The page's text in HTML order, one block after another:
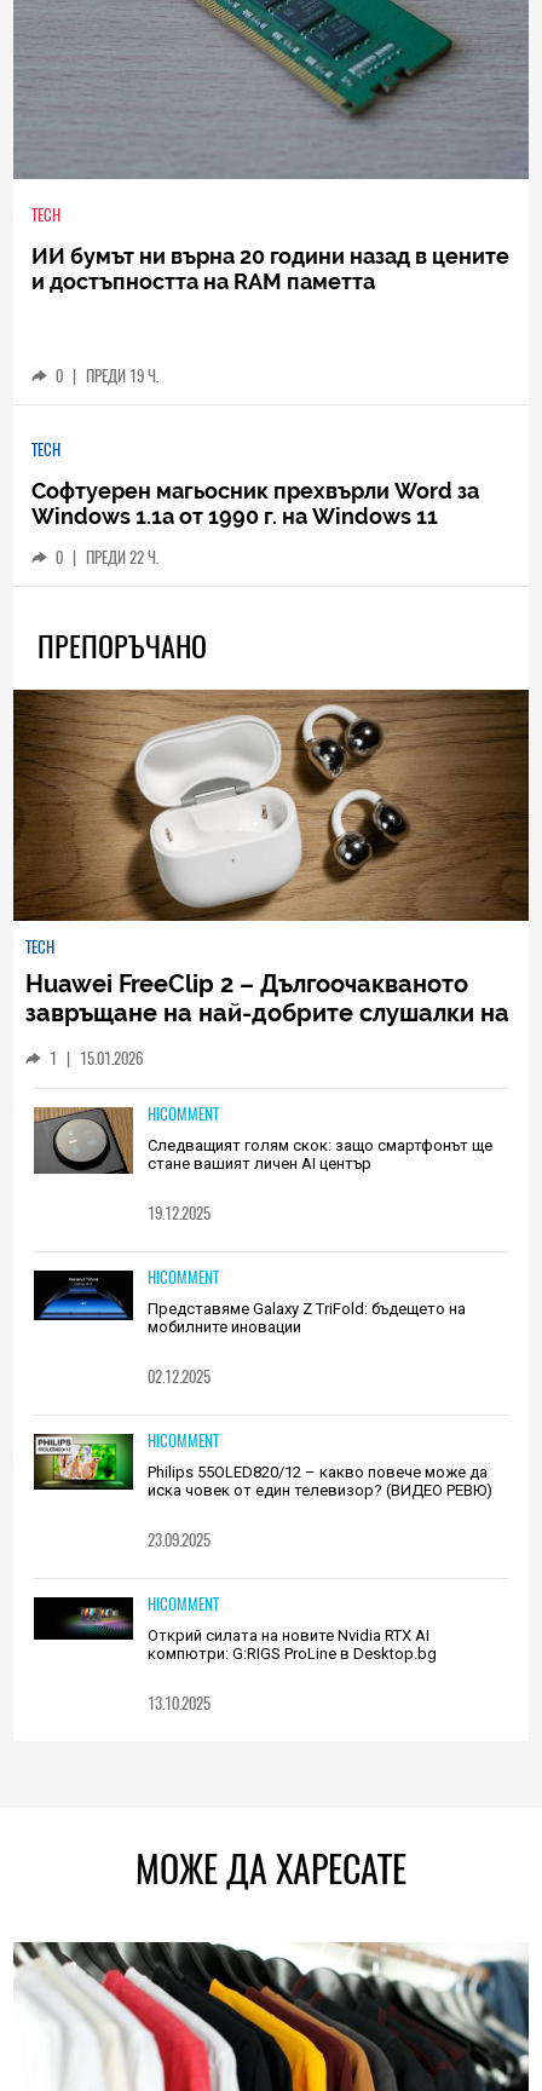
TECH
ИИ бумът ни върна 20 години назад в цените
и достъпността на RAM паметта
0 | ПРЕДИ 19 Ч.
TECH
Софтуерен магьосник прехвърли Word за
Windows 1.1a от 1990 г. на Windows 11
0 | ПРЕДИ 22 Ч.
ПРЕПОРЪЧАНО
TECH
Huawei FreeClip 2 – Дългоочакваното
завръщане на най-добрите слушалки на
1 | 15.01.2026
HICOMMENT
Следващият голям скок: защо смартфонът ще
стане вашият личен AI център
19.12.2025
HICOMMENT
Представяме Galaxy Z TriFold: бъдещето на
мобилните иновации
02.12.2025
HICOMMENT
Philips 55OLED820/12 – какво повече може да
иска човек от един телевизор? (ВИДЕО РЕВЮ)
23.09.2025
HICOMMENT
Открий силата на новите Nvidia RTX AI
компютри: G:RIGS ProLine в Desktop.bg
13.10.2025
МОЖЕ ДА ХАРЕСАТЕ